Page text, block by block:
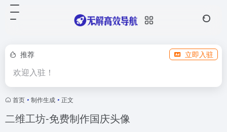
推荐 立即入驻
欢迎入驻！
首页 • 制作生成 • 正文
二维工坊-免费制作国庆头像